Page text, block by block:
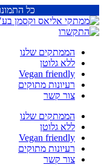
כל
הממתקים שלנו
ללא גלוטן
Vegan friendly
רעיונות מתוקים
צור קשר
הממתקים שלנו
ללא גלוטן
Vegan friendly
רעיונות מתוקים
צור קשר